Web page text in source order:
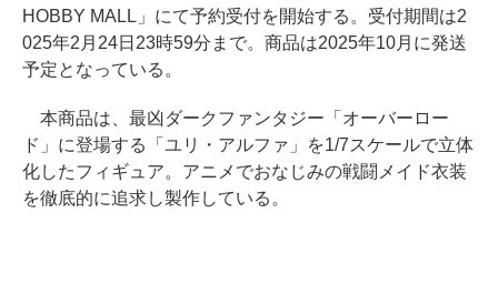
HOBBY MALL」にて予約受付を開始する。受付期間は2
025年2月24日23時59分まで。商品は2025年10月に発送
予定となっている。
本商品は、最凶ダークファンタジー「オーバーロー
ド」に登場する「ユリ・アルファ」を1/7スケールで立体
化したフィギュア。アニメでおなじみの戦闘メイド衣装
を徹底的に追求し製作している。